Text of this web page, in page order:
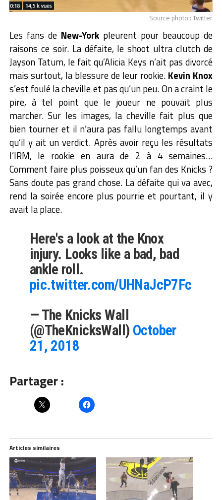
Source photo : Twitter
Les fans de New-Yorkpleurent pour beaucoup de
raisons ce soir. La défaite, le shoot ultra clutch de
Jayson Tatum, le fait qu’Alicia Keys n’ait pas divorcé
mais surtout, la blessure de leur rookie. Kevin Knox
s’est foulé la cheville et pas qu’un peu. On a craint le
pire, à tel point que le joueur ne pouvait plus
marcher. Sur les images, la cheville fait plus que
bien tourner et il n’aura pas fallu longtemps avant
qu’il y ait un verdict. Après avoir reçu les résultats
l’IRM, le rookie en aura de 2 à 4 semaines…
Comment faire plus poisseux qu’un fan des Knicks ?
Sans doute pas grand chose. La défaite qui va avec,
rend la soirée encore plus pourrie et pourtant, il y
avait la place.
Here's a look at the Knox
injury. Looks like a bad, bad
ankle roll.
pic.twitter.com/UHNaJcP7Fc
— The Knicks Wall
(@TheKnicksWall) October
21, 2018
Partager :
Articles similaires